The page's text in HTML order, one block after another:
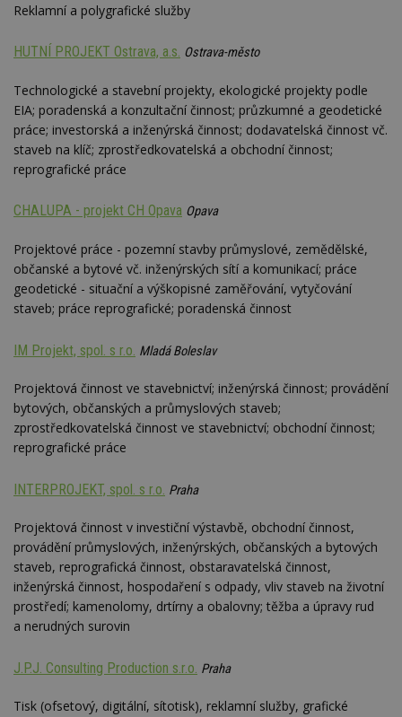
Reklamní a polygrafické služby
HUTNÍ PROJEKT Ostrava, a.s. Ostrava-město
Technologické a stavební projekty, ekologické projekty podle
EIA; poradenská a konzultační činnost; průzkumné a geodetické
práce; investorská a inženýrská činnost; dodavatelská činnost vč.
staveb na klíč; zprostředkovatelská a obchodní činnost;
reprografické práce
CHALUPA - projekt CH Opava Opava
Projektové práce - pozemní stavby průmyslové, zemědělské,
občanské a bytové vč. inženýrských sítí a komunikací; práce
geodetické - situační a výškopisné zaměřování, vytyčování
staveb; práce reprografické; poradenská činnost
IM Projekt, spol. s r.o. Mladá Boleslav
Projektová činnost ve stavebnictví; inženýrská činnost; provádění
bytových, občanských a průmyslových staveb;
zprostředkovatelská činnost ve stavebnictví; obchodní činnost;
reprografické práce
INTERPROJEKT, spol. s r.o. Praha
Projektová činnost v investiční výstavbě, obchodní činnost,
provádění průmyslových, inženýrských, občanských a bytových
staveb, reprografická činnost, obstaravatelská činnost,
inženýrská činnost, hospodaření s odpady, vliv staveb na životní
prostředí; kamenolomy, drtírny a obalovny; těžba a úpravy rud
a nerudných surovin
J.P.J. Consulting Production s.r.o. Praha
Tisk (ofsetový, digitální, sítotisk), reklamní služby, grafické